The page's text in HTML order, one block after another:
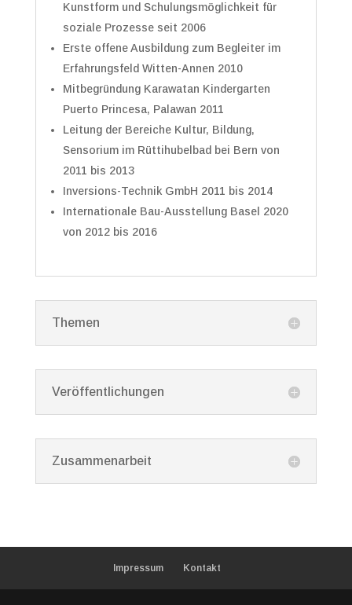
Kunstform und Schulungsmöglichkeit für
soziale Prozesse seit 2006
Erste offene Ausbildung zum Begleiter im
Erfahrungsfeld Witten-Annen 2010
Mitbegründung Karawatan Kindergarten
Puerto Princesa, Palawan 2011
Leitung der Bereiche Kultur, Bildung,
Sensorium im Rüttihubelbad bei Bern von
2011 bis 2013
Inversions-Technik GmbH 2011 bis 2014
Internationale Bau-Ausstellung Basel 2020
von 2012 bis 2016
Themen
Veröffentlichungen
Zusammenarbeit
Impressum Kontakt